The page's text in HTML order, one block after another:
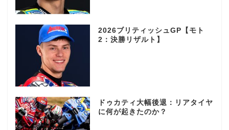
2026ブリティッシュGP【モト
2：決勝リザルト】
ドゥカティ大幅後退：リアタイヤ
に何が起きたのか？